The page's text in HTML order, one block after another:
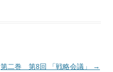
第二巻 第8回 「戦略会議」 →